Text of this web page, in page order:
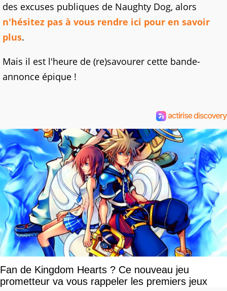
des excuses publiques de Naughty Dog, alors
n'hésitez pas à vous rendre ici pour en savoir
plus.
Mais il est l'heure de (re)savourer cette bande-
annonce épique !
Fan de Kingdom Hearts ? Ce nouveau jeu
prometteur va vous rappeler les premiers jeux